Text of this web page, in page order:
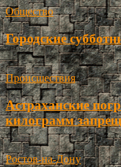
Общество
Городские
Происшествия
Астраханские
килограмм
Ростов-на-Дону